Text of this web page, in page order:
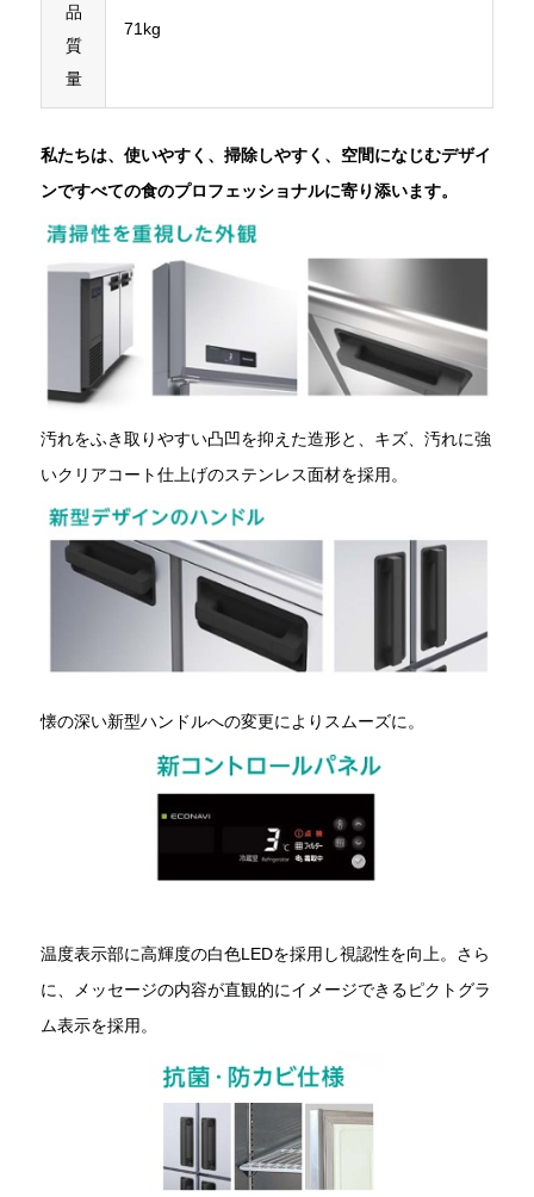
品
質
量
71kg
私たちは、使いやすく、掃除しやすく、空間になじむデザイ
ンですべての食のプロフェッショナルに寄り添います。
汚れをふき取りやすい凸凹を抑えた造形と、キズ、汚れに強
いクリアコート仕上げのステンレス面材を採用。
懐の深い新型ハンドルへの変更によりスムーズに。
温度表示部に高輝度の白色LEDを採用し視認性を向上。さら
に、メッセージの内容が直観的にイメージできるピクトグラ
ム表示を採用。